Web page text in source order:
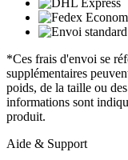
*Ces frais d'envoi se
supplémentaires
poids, de la taille ou
informations sont
produit.
Aide & Support